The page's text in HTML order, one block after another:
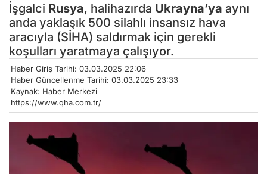
İşgalci Rusya, halihazırda Ukrayna’ya aynı
anda yaklaşık 500 silahlı insansız hava
aracıyla (SİHA) saldırmak için gerekli
koşulları yaratmaya çalışıyor.
Haber Giriş Tarihi: 03.03.2025 22:06
Haber Güncellenme Tarihi: 03.03.2025 23:33
Kaynak: Haber Merkezi
https://www.qha.com.tr/